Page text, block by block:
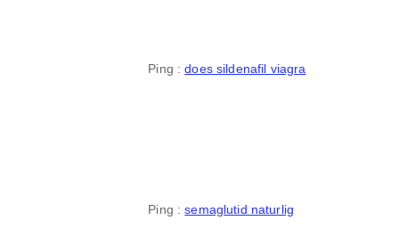
Ping :does sildenafil viagra
Ping :semaglutid naturlig